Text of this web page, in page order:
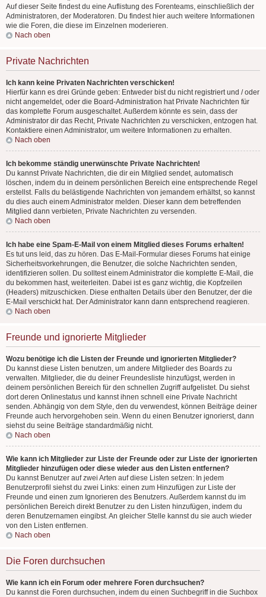
Auf dieser Seite findest du eine Auflistung des Forenteams, einschließlich der
Administratoren, der Moderatoren. Du findest hier auch weitere Informationen
wie die Foren, die diese im Einzelnen moderieren.
Nach oben
Private Nachrichten
Ich kann keine Privaten Nachrichten verschicken!
Hierfür kann es drei Gründe geben: Entweder bist du nicht registriert und / oder
nicht angemeldet, oder die Board-Administration hat Private Nachrichten für
das komplette Forum ausgeschaltet. Außerdem könnte es sein, dass der
Administrator dir das Recht, Private Nachrichten zu verschicken, entzogen hat.
Kontaktiere einen Administrator, um weitere Informationen zu erhalten.
Nach oben
Ich bekomme ständig unerwünschte Private Nachrichten!
Du kannst Private Nachrichten, die dir ein Mitglied sendet, automatisch
löschen, indem du in deinem persönlichen Bereich eine entsprechende Regel
erstellst. Falls du belästigende Nachrichten von jemandem erhältst, so kannst
du dies auch einem Administrator melden. Dieser kann dem betreffenden
Mitglied dann verbieten, Private Nachrichten zu versenden.
Nach oben
Ich habe eine Spam-E-Mail von einem Mitglied dieses Forums erhalten!
Es tut uns leid, das zu hören. Das E-Mail-Formular dieses Forums hat einige
Sicherheitsvorkehrungen, die Benutzer, die solche Nachrichten senden,
identifizieren sollen. Du solltest einem Administrator die komplette E-Mail, die
du bekommen hast, weiterleiten. Dabei ist es ganz wichtig, die Kopfzeilen
(Headers) mitzuschicken. Diese enthalten Details über den Benutzer, der die
E-Mail verschickt hat. Der Administrator kann dann entsprechend reagieren.
Nach oben
Freunde und ignorierte Mitglieder
Wozu benötige ich die Listen der Freunde und ignorierten Mitglieder?
Du kannst diese Listen benutzen, um andere Mitglieder des Boards zu
verwalten. Mitglieder, die du deiner Freundesliste hinzufügst, werden in
deinem persönlichen Bereich für den schnellen Zugriff aufgelistet. Du siehst
dort deren Onlinestatus und kannst ihnen schnell eine Private Nachricht
senden. Abhängig von dem Style, den du verwendest, können Beiträge deiner
Freunde auch hervorgehoben sein. Wenn du einen Benutzer ignorierst, dann
siehst du seine Beiträge standardmäßig nicht.
Nach oben
Wie kann ich Mitglieder zur Liste der Freunde oder zur Liste der ignorierten
Mitglieder hinzufügen oder diese wieder aus den Listen entfernen?
Du kannst Benutzer auf zwei Arten auf diese Listen setzen: In jedem
Benutzerprofil siehst du zwei Links: einen zum Hinzufügen zur Liste der
Freunde und einen zum Ignorieren des Benutzers. Außerdem kannst du im
persönlichen Bereich direkt Benutzer zu den Listen hinzufügen, indem du
deren Benutzernamen eingibst. An gleicher Stelle kannst du sie auch wieder
von den Listen entfernen.
Nach oben
Die Foren durchsuchen
Wie kann ich ein Forum oder mehrere Foren durchsuchen?
Du kannst die Foren durchsuchen, indem du einen Suchbegriff in die Suchbox